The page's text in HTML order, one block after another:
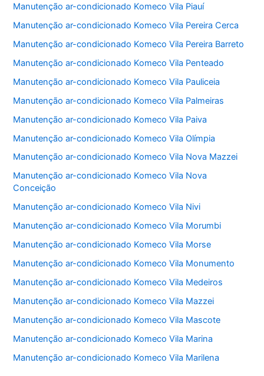
Manutenção ar-condicionado Komeco Vila Piauí
Manutenção ar-condicionado Komeco Vila Pereira Cerca
Manutenção ar-condicionado Komeco Vila Pereira Barreto
Manutenção ar-condicionado Komeco Vila Penteado
Manutenção ar-condicionado Komeco Vila Pauliceia
Manutenção ar-condicionado Komeco Vila Palmeiras
Manutenção ar-condicionado Komeco Vila Paiva
Manutenção ar-condicionado Komeco Vila Olímpia
Manutenção ar-condicionado Komeco Vila Nova Mazzei
Manutenção ar-condicionado Komeco Vila Nova
Conceição
Manutenção ar-condicionado Komeco Vila Nivi
Manutenção ar-condicionado Komeco Vila Morumbi
Manutenção ar-condicionado Komeco Vila Morse
Manutenção ar-condicionado Komeco Vila Monumento
Manutenção ar-condicionado Komeco Vila Medeiros
Manutenção ar-condicionado Komeco Vila Mazzei
Manutenção ar-condicionado Komeco Vila Mascote
Manutenção ar-condicionado Komeco Vila Marina
Manutenção ar-condicionado Komeco Vila Marilena